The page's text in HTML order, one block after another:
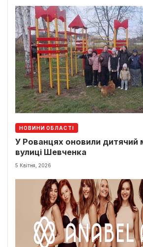
НОВИНИ ОБЛАСТІ
У Рованцях оновили дитячий
вулиці Шевченка
5 Квітня, 2026